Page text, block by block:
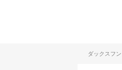
ダックスフ